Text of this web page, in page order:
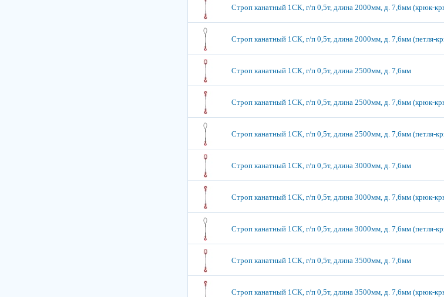
Строп канатный 1СК, г/п 0,5т, длина 2000мм, д. 7,6мм (крюк-
Строп канатный 1СК, г/п 0,5т, длина 2000мм, д. 7,6мм (петля-
Строп канатный 1СК, г/п 0,5т, длина 2500мм, д. 7,6мм
Строп канатный 1СК, г/п 0,5т, длина 2500мм, д. 7,6мм (крюк-
Строп канатный 1СК, г/п 0,5т, длина 2500мм, д. 7,6мм (петля-
Строп канатный 1СК, г/п 0,5т, длина 3000мм, д. 7,6мм
Строп канатный 1СК, г/п 0,5т, длина 3000мм, д. 7,6мм (крюк-
Строп канатный 1СК, г/п 0,5т, длина 3000мм, д. 7,6мм (петля-
Строп канатный 1СК, г/п 0,5т, длина 3500мм, д. 7,6мм
Строп канатный 1СК, г/п 0,5т, длина 3500мм, д. 7,6мм (крюк-